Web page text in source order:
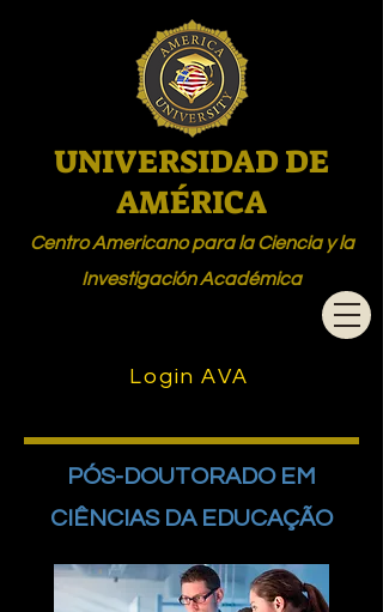
UNIVERSIDAD DE
AMÉRICA
Centro Americano para la Ciencia y la
Investigación Académica
Login AVA
PÓS-DOUTORADO EM
CIÊNCIAS DA EDUCAÇÃO